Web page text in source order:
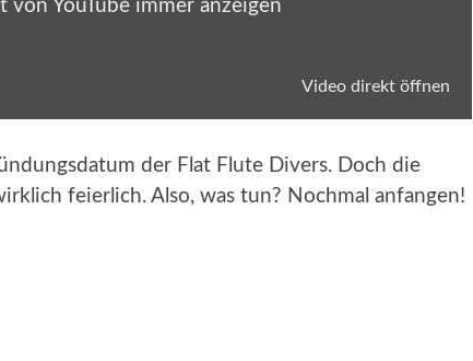
von YouTube immer anzeigen
Video direkt öffnen
der Flat Flute Divers. Doch die
feierlich. Also, was tun? Nochmal anfangen!